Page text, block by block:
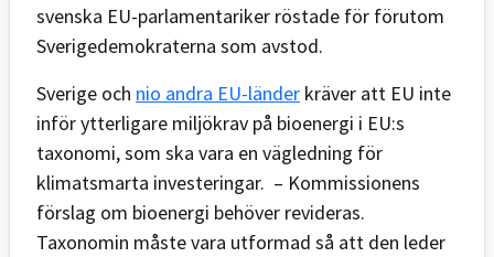
svenska EU-parlamentariker röstade för förutom
Sverigedemokraterna som avstod.
Sverige och nio andra EU-länder kräver att EU inte
inför ytterligare miljökrav på bioenergi i EU:s
taxonomi, som ska vara en vägledning för
klimatsmarta investeringar. – Kommissionens
förslag om bioenergi behöver revideras.
Taxonomin måste vara utformad så att den leder